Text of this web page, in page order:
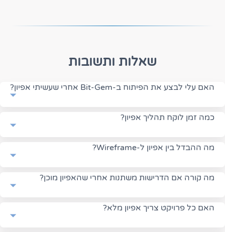
שאלות ותשובות
האם עלי לבצע את הפיתוח ב-Bit-Gem אחרי שעשיתי אפיון?
כמה זמן לוקח תהליך אפיון?
מה ההבדל בין אפיון ל-Wireframe?
מה קורה אם הדרישות משתנות אחרי שהאפיון מוכן?
האם כל פרויקט צריך אפיון מלא?